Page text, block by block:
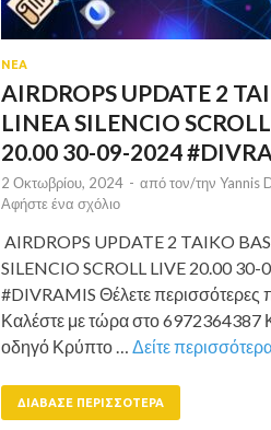
ΝΕΑ
AIRDROPS UPDATE 2
LINEA SILENCIO
20.00 30-09-2024
2 Οκτωβρίου, 2024 - από τον/την Yannis
Αφήστε ένα σχόλιο
AIRDROPS UPDATE 2 TAIKO
SILENCIO SCROLL LIVE 20.00 30-
#DIVRAMIS Θέλετε περισσότερες
Καλέστε με τώρα στο 6972364387
οδηγό Κρύπτο … Δείτε
ΔΙΆΒΑΣΕ ΠΕΡΙΣΣΌΤΕΡΑ